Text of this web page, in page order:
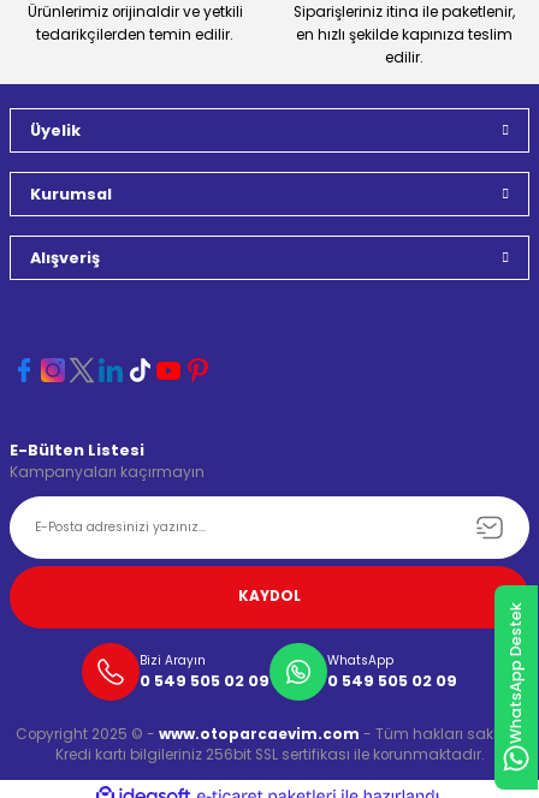
Ürünlerimiz orijinaldir ve yetkili
tedarikçilerden temin edilir.
Siparişleriniz itina ile paketlenir,
en hızlı şekilde kapınıza teslim
edilir.
Üyelik
Kurumsal
Alışveriş
E-Bülten Listesi
Kampanyaları kaçırmayın
KAYDOL
Bizi Arayın
0 549 505 02 09
WhatsApp
0 549 505 02 09
Copyright 2025 © - www.otoparcaevim.com - Tüm hakları saklıdır.
Kredi kartı bilgileriniz 256bit SSL sertifikası ile korunmaktadır.
WhatsApp Destek
ideasoft